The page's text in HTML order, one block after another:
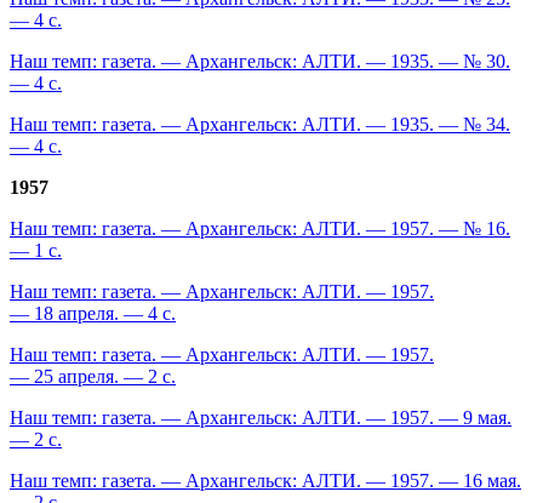
— 4 с.
Наш темп: газета. — Архангельск: АЛТИ. — 1935. — № 30.
— 4 с.
Наш темп: газета. — Архангельск: АЛТИ. — 1935. — № 34.
— 4 с.
1957
Наш темп: газета. — Архангельск: АЛТИ. — 1957. — № 16.
— 1 с.
Наш темп: газета. — Архангельск: АЛТИ. — 1957.
— 18 апреля. — 4 с.
Наш темп: газета. — Архангельск: АЛТИ. — 1957.
— 25 апреля. — 2 с.
Наш темп: газета. — Архангельск: АЛТИ. — 1957. — 9 мая.
— 2 с.
Наш темп: газета. — Архангельск: АЛТИ. — 1957. — 16 мая.